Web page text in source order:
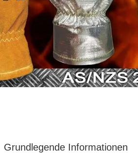
Grundlegende Informationen